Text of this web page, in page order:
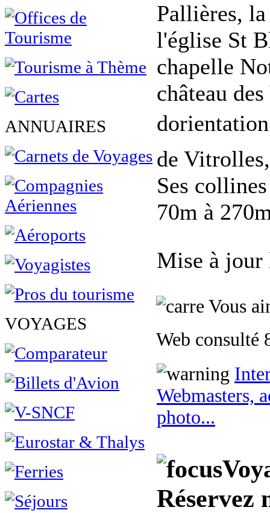
ANNUAIRES
VOYAGES
Pallières,
l'église St
chapelle
château
de
Ses
70m à
Mise à jour
Vous
Web consulté
Webmasters,
photo...
Réservez